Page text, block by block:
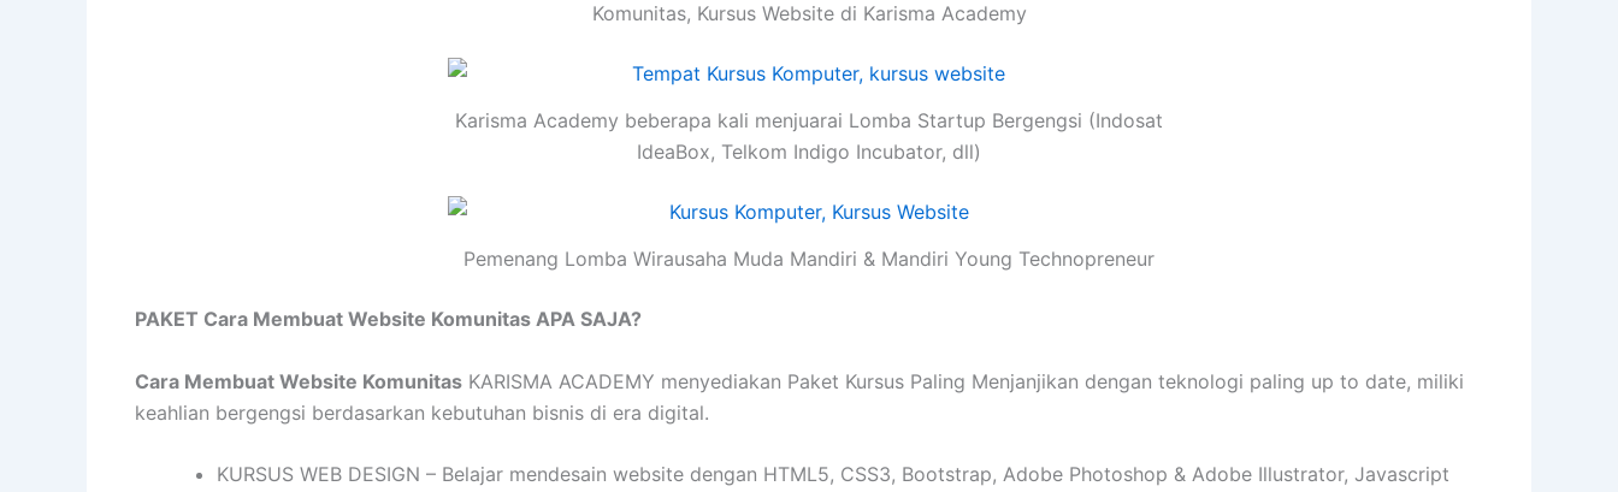
Komunitas, Kursus Website di Karisma Academy
Karisma Academy beberapa kali menjuarai Lomba Startup Bergengsi (Indosat
IdeaBox, Telkom Indigo Incubator, dll)
Pemenang Lomba Wirausaha Muda Mandiri & Mandiri Young Technopreneur
PAKET Cara Membuat Website Komunitas APA SAJA?
Cara Membuat Website Komunitas KARISMA ACADEMY menyediakan Paket Kursus Paling Menjanjikan dengan teknologi paling up to date, miliki
keahlian bergengsi berdasarkan kebutuhan bisnis di era digital.
KURSUS WEB DESIGN – Belajar mendesain website dengan HTML5, CSS3, Bootstrap, Adobe Photoshop & Adobe Illustrator, Javascript